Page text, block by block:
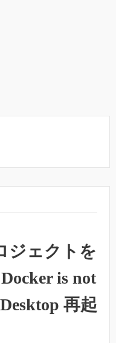
ジェクトを
is not
再起